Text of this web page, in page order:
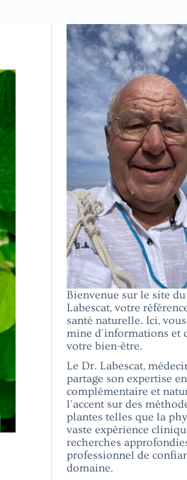
Bienvenue sur le site du
Labescat, votre
santé naturelle. Ici,
mine d'informations et
votre bien-être.
Le Dr. Labescat,
partage son expertise
complémentaire et
l'accent sur des
plantes telles que la
vaste expérience
recherches
professionnel de
domaine.